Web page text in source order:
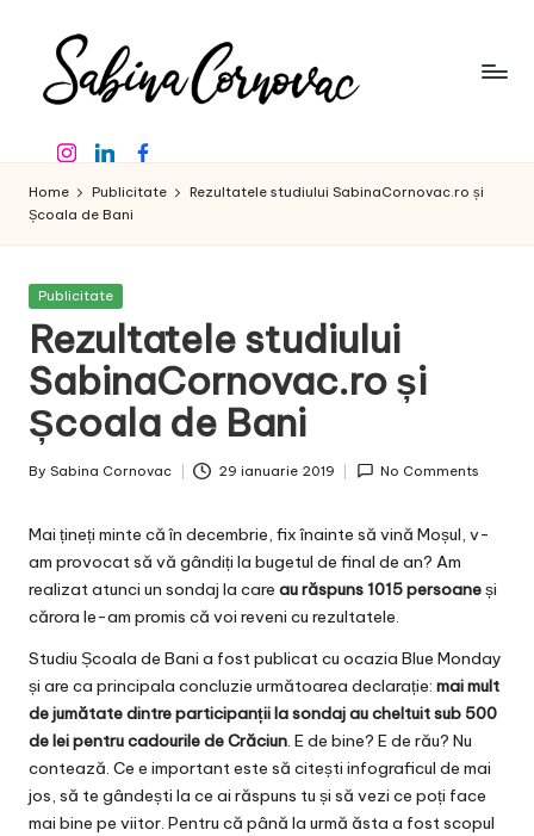
content
a
b
in
a
C
o
r
n
v
a
c
O
nl
in
e
creator
de
conținut
de
ani
-
InstagramLinkedinFacebook
Home Publicitate
Rezultatele studiului SabinaCornovac.ro și
Școala de Bani
Posted
Publicitate
Rezultatele studiului
SabinaCornovac.ro și
Școala de Bani
Posted
By Sabina Cornovac 29 ianuarie 2019 No Comments
Mai țineți minte că în decembrie, fix înainte să vină Moșul, v-
am provocat să vă gândiți la bugetul de final de an? Am
realizat atunci un sondaj la care au răspuns 1015 persoaneși
cărora le-am promis că voi reveni cu rezultatele.
Studiu Școala de Bani a fost publicat cu ocazia Blue Monday
și are ca principala concluzie următoarea declarație: mai mult
de jumătate dintre participanții la sondaj au cheltuit sub 500
de lei pentru cadourile de Crăciun. E de bine? E de rău? Nu
contează. Ce e important este să citești infograficul de mai
jos, să te gândești la ce ai răspuns tu și să vezi ce poți face
mai bine pe viitor. Pentru că până la urmă ăsta a fost scopul